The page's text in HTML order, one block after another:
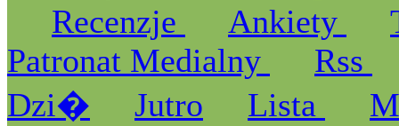
Recenzje
Ankiety
Patronat Medialny
Rss
Dzi�
Jutro Lista